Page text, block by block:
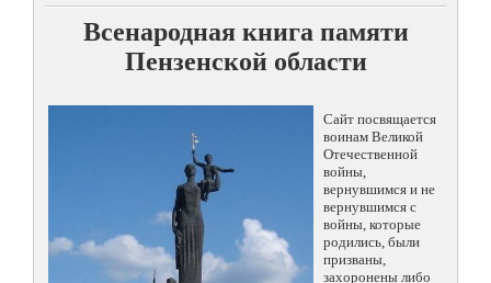
Всенародная книга памяти
Пензенской области
Сайт посвящается
воинам Великой
Отечественной
войны,
вернувшимся и не
вернувшимся с
войны, которые
родились, были
призваны,
захоронены либо